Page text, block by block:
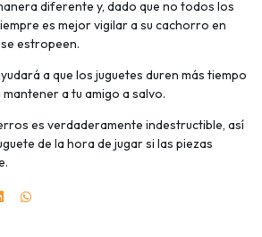
diferente y, dado que no todos los
es mejor vigilar a su cachorro en
estropeen.
a que los juguetes duren más tiempo
a tu amigo a salvo.
es verdaderamente indestructible, así
de la hora de jugar si las piezas